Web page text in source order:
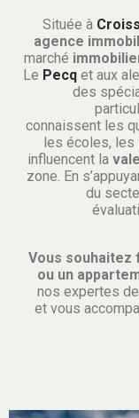
Située à
agence
marché
Le Pecq et aux
des
connaissent les
les écoles, les
influencent la
zone. En
du
Vous souhaitez
ou un
nos expertes
et vous